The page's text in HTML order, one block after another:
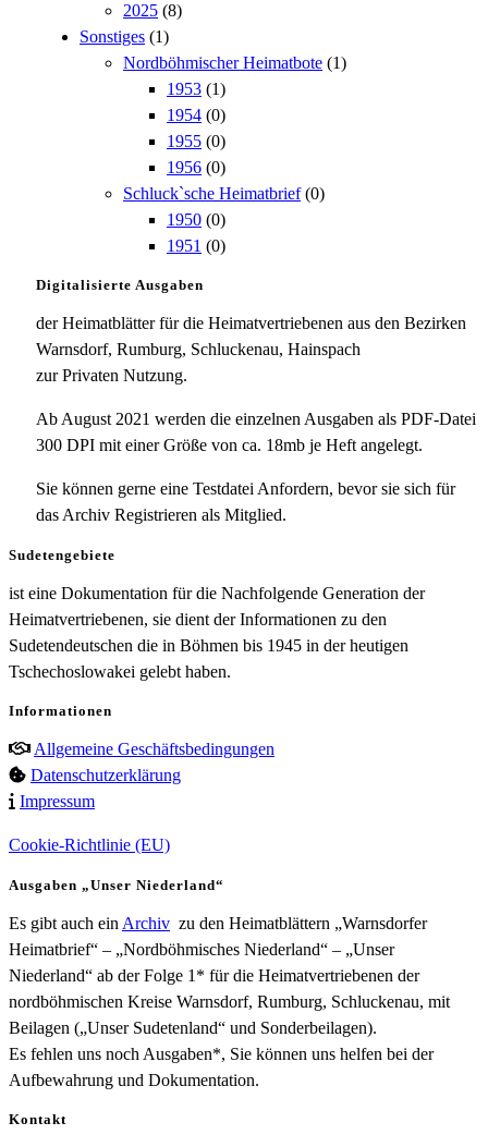
2025 (8)
Sonstiges (1)
Nordböhmischer Heimatbote (1)
1953 (1)
1954 (0)
1955 (0)
1956 (0)
Schluck`sche Heimatbrief (0)
1950 (0)
1951 (0)
Digitalisierte Ausgaben
der Heimatblätter für die Heimatvertriebenen aus den Bezirken
Warnsdorf, Rumburg, Schluckenau, Hainspach
zur Privaten Nutzung.
Ab August 2021 werden die einzelnen Ausgaben als PDF-Datei
300 DPI mit einer Größe von ca. 18mb je Heft angelegt.
Sie können gerne eine Testdatei Anfordern, bevor sie sich für
das Archiv Registrieren als Mitglied.
Sudetengebiete
ist eine Dokumentation für die Nachfolgende Generation der
Heimatvertriebenen, sie dient der Informationen zu den
Sudetendeutschen die in Böhmen bis 1945 in der heutigen
Tschechoslowakei gelebt haben.
Informationen
Allgemeine Geschäftsbedingungen
Datenschutzerklärung
Impressum
Cookie-Richtlinie (EU)
Ausgaben „Unser Niederland“
Es gibt auch ein Archiv zu den Heimatblättern „Warnsdorfer
Heimatbrief“ – „Nordböhmisches Niederland“ – „Unser
Niederland“ ab der Folge 1* für die Heimatvertriebenen der
nordböhmischen Kreise Warnsdorf, Rumburg, Schluckenau, mit
Beilagen („Unser Sudetenland“ und Sonderbeilagen).
Es fehlen uns noch Ausgaben*, Sie können uns helfen bei der
Aufbewahrung und Dokumentation.
Kontakt